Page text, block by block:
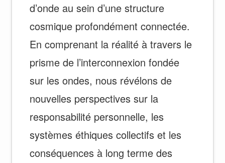
d’onde au sein d’une structure
cosmique profondément connectée.
En comprenant la réalité à travers le
prisme de l’interconnexion fondée
sur les ondes, nous révélons de
nouvelles perspectives sur la
responsabilité personnelle, les
systèmes éthiques collectifs et les
conséquences à long terme des